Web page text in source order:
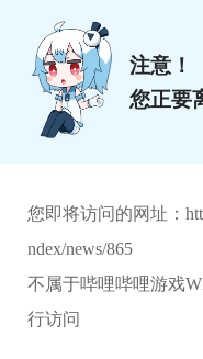
注意！
您正要
您即将访问的网址：
ndex/news/865
不属于哔哩哔哩游戏
行访问